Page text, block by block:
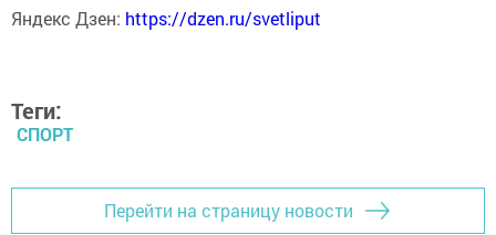
Яндекс Дзен: https://dzen.ru/svetliput
Теги:
СПОРТ
Перейти на страницу новости